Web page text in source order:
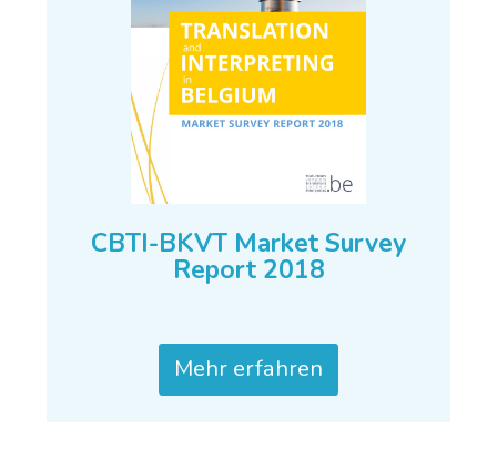
CBTI-BKVT Market Survey
Report 2018
Mehr erfahren